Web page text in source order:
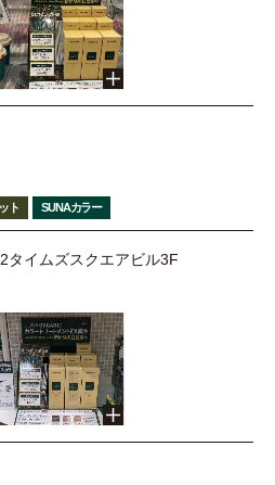
ト SUNAカラー
タイムズスクエアビル3F